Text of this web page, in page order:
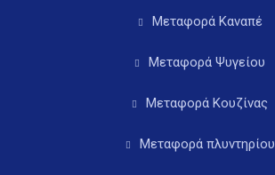
Μεταφορά Καναπέ
Μεταφορά Ψυγείου
Μεταφορά Κουζίνας
Μεταφορά πλυντηρίου